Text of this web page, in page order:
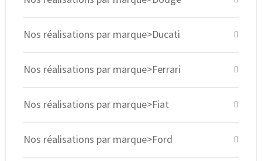
Nos réalisations par marque>Ducati
Nos réalisations par marque>Ferrari
Nos réalisations par marque>Fiat
Nos réalisations par marque>Ford